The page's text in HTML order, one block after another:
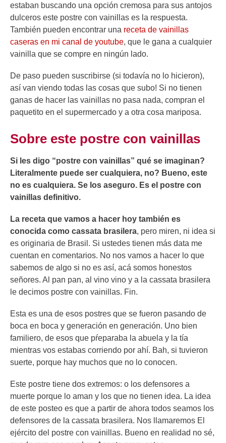
estaban buscando una opción cremosa para sus antojos
dulceros este postre con vainillas es la respuesta.
También pueden encontrar una receta de vainillas
caseras en mi canal de youtube, que le gana a cualquier
vainilla que se compre en ningún lado.
De paso pueden suscribirse (si todavía no lo hicieron),
así van viendo todas las cosas que subo! Si no tienen
ganas de hacer las vainillas no pasa nada, compran el
paquetito en el supermercado y a otra cosa mariposa.
Sobre este postre con vainillas
Si les digo “postre con vainillas” qué se imaginan?
Literalmente puede ser cualquiera, no? Bueno, este
no es cualquiera. Se los aseguro. Es el postre con
vainillas definitivo.
La receta que vamos a hacer hoy también es
conocida como cassata brasilera, pero miren, ni idea si
es originaria de Brasil. Si ustedes tienen más data me
cuentan en comentarios. No nos vamos a hacer lo que
sabemos de algo si no es así, acá somos honestos
señores. Al pan pan, al vino vino y a la cassata brasilera
le decimos postre con vainillas. Fin.
Esta es una de esos postres que se fueron pasando de
boca en boca y generación en generación. Uno bien
familiero, de esos que pŕeparaba la abuela y la tía
mientras vos estabas corriendo por ahí. Bah, si tuvieron
suerte, porque hay muchos que no lo conocen.
Este postre tiene dos extremos: o los defensores a
muerte porque lo aman y los que no tienen idea. La idea
de este posteo es que a partir de ahora todos seamos los
defensores de la cassata brasilera. Nos llamaremos El
ejército del postre con vainillas. Bueno en realidad no sé,